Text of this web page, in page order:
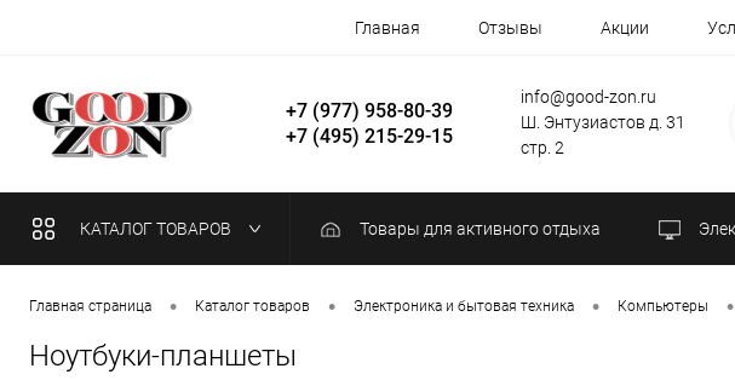
Главная Отзывы Акции
+7 (977) 958-80-39
+7 (495) 215-29-15
info@good-zon.ru
Ш. Энтузиастов д. 31
стр. 2
КАТАЛОГ ТОВАРОВ Товары для активного отдыха
Главная страница • Каталог товаров • Электроника и бытовая техника • Компьютеры •
Ноутбуки-планшеты